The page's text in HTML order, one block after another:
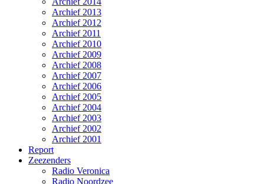
Archief 2013
Archief 2012
Archief 2011
Archief 2010
Archief 2009
Archief 2008
Archief 2007
Archief 2006
Archief 2005
Archief 2004
Archief 2003
Archief 2002
Archief 2001
Report
Zeezenders
Radio Veronica
Radio Noordzee